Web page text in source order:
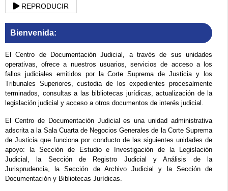
Escala de grises
REPRODUCIR
Bienvenida:
El Centro de Documentación Judicial, a través de sus unidades
operativas, ofrece a nuestros usuarios, servicios de acceso a los
fallos judiciales emitidos por la Corte Suprema de Justicia y los
Tribunales Superiores, custodia de los expedientes procesalmente
terminados, consultas a las bibliotecas jurídicas, actualización de la
legislación judicial y acceso a otros documentos de interés judicial.
El Centro de Documentación Judicial es una unidad administrativa
adscrita a la Sala Cuarta de Negocios Generales de la Corte Suprema
de Justicia que funciona por conducto de las siguientes unidades de
apoyo: la Sección de Estudio e Investigación de la Legislación
Judicial, la Sección de Registro Judicial y Análisis de la
Jurisprudencia, la Sección de Archivo Judicial y la Sección de
Documentación y Bibliotecas Jurídicas.